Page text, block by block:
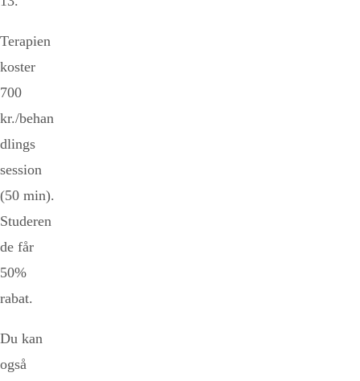
Terapien
koster
700
kr./behan
dlings
session
(50 min).
Studeren
de får
50%
rabat.
Du kan
også